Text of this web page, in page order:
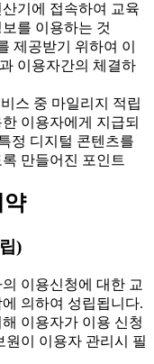
기에 접속하여 교육
를 이용하는 것
제공받기 위하여 이
이용자간의 체결하
스 중 마일리지 적립
이용자에게 지급되
정 디지털 콘텐츠를
만들어진 포인트
약
)
이용신청에 대한 교
의하여 성립됩니다.
이용자가 이용 신청
원이 이용자 관리시 필